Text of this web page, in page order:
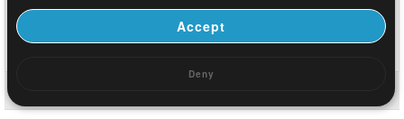
US$ 0.01 US$ 2.86
Accept
Deny